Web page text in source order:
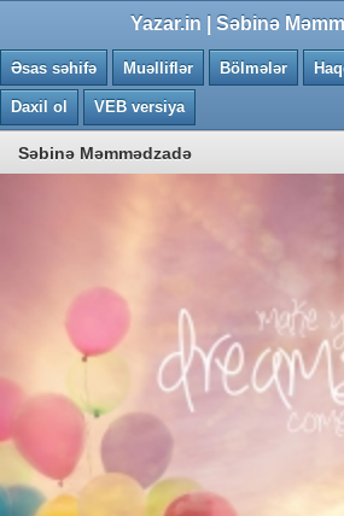
Yazar.in | Səbinə
Əsas səhifə Muəlliflər Bölmələr
Daxil ol VEB versiya
Səbinə Məmmədzadə